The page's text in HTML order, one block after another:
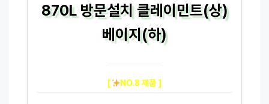
870L 방문설치 클레이민트(상)
베이지(하)
[ NO.8 제품 ]